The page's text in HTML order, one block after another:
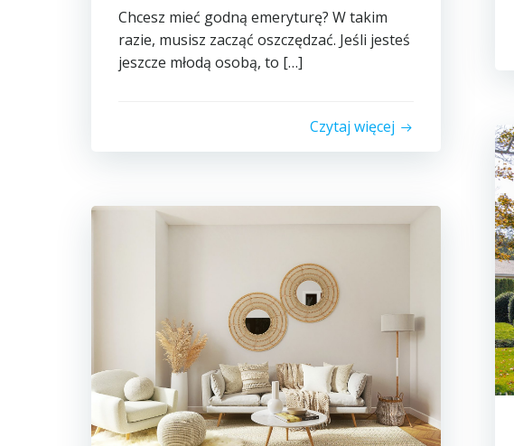
Chcesz mieć godną emeryturę? W takim
razie, musisz zacząć oszczędzać. Jeśli jesteś
jeszcze młodą osobą, to […]
Czytaj więcej